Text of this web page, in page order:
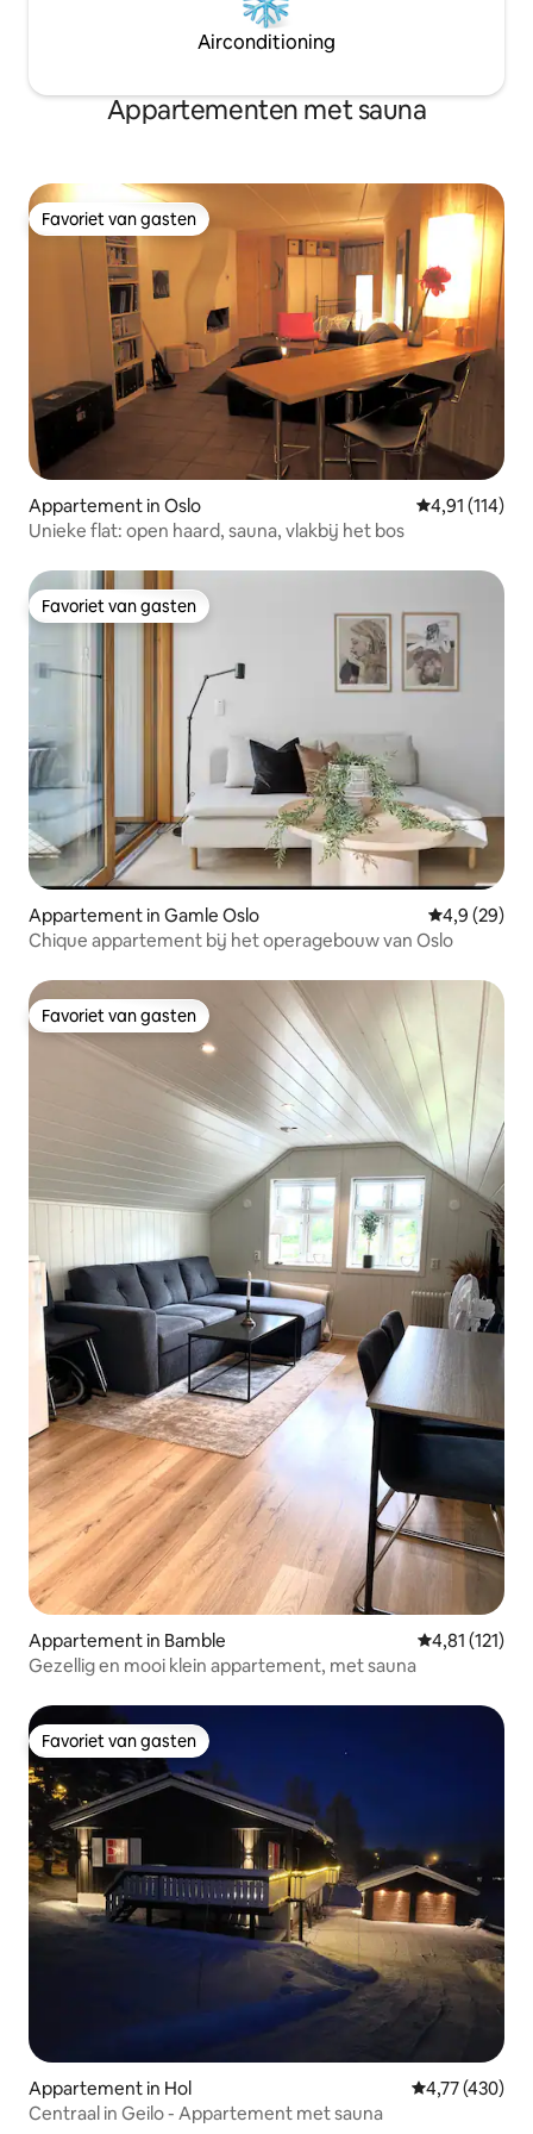
Airconditioning
Appartementen met sauna
Favoriet van gasten
Favoriet van gasten
Appartement in Oslo Gemiddelde
4,91 (114)
Unieke flat: open haard, sauna, vlakbij het bos
Favoriet van gasten
Favoriet van gasten
Appartement in Gamle Oslo Gemiddelde
4,9 (29)
Chique appartement bij het operagebouw van Oslo
Favoriet van gasten
Favoriet van gasten
Appartement in Bamble Gemiddelde
4,81 (121)
Gezellig en mooi klein appartement, met sauna
Favoriet van gasten
Favoriet van gasten
Appartement in Hol Gemiddelde
4,77 (430)
Centraal in Geilo - Appartement met sauna